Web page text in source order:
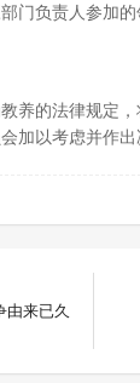
门负责人参加
养的法律规定
加以考虑并作出
由来已久